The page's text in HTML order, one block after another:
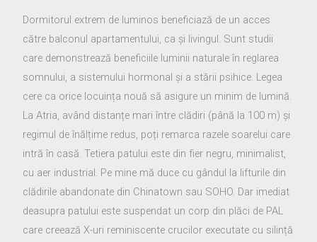
Dormitorul extrem de luminos beneficiază de un acces
către balconul apartamentului, ca și livingul. Sunt studii
care demonstrează beneficiile luminii naturale în reglarea
somnului, a sistemului hormonal și a stării psihice. Legea
cere ca orice locuința nouă să asigure un minim de lumină.
La Atria, având distanțe mari între clădiri (până la 100 m) și
regimul de înălțime redus, poți remarca razele soarelui care
intră în casă. Tetiera patului este din fier negru, minimalist,
cu aer industrial. Pe mine mă duce cu gândul la lifturile din
clădirile abandonate din Chinatown sau SOHO. Dar imediat
deasupra patului este suspendat un corp din plăci de PAL
care creează X-uri reminiscente crucilor executate cu silință